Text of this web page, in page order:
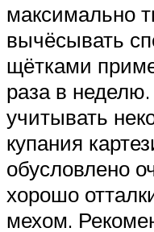
максимально
вычёсывать
щётками
раза в
учитывать
купания
обусловлено
хорошо
мехом.